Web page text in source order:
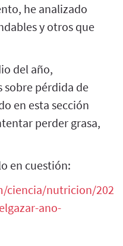
he analizado
y otros que
del año,
sobre pérdida de
en esta sección
perder grasa,
en cuestión:
ciencia/nutricion/
ano-